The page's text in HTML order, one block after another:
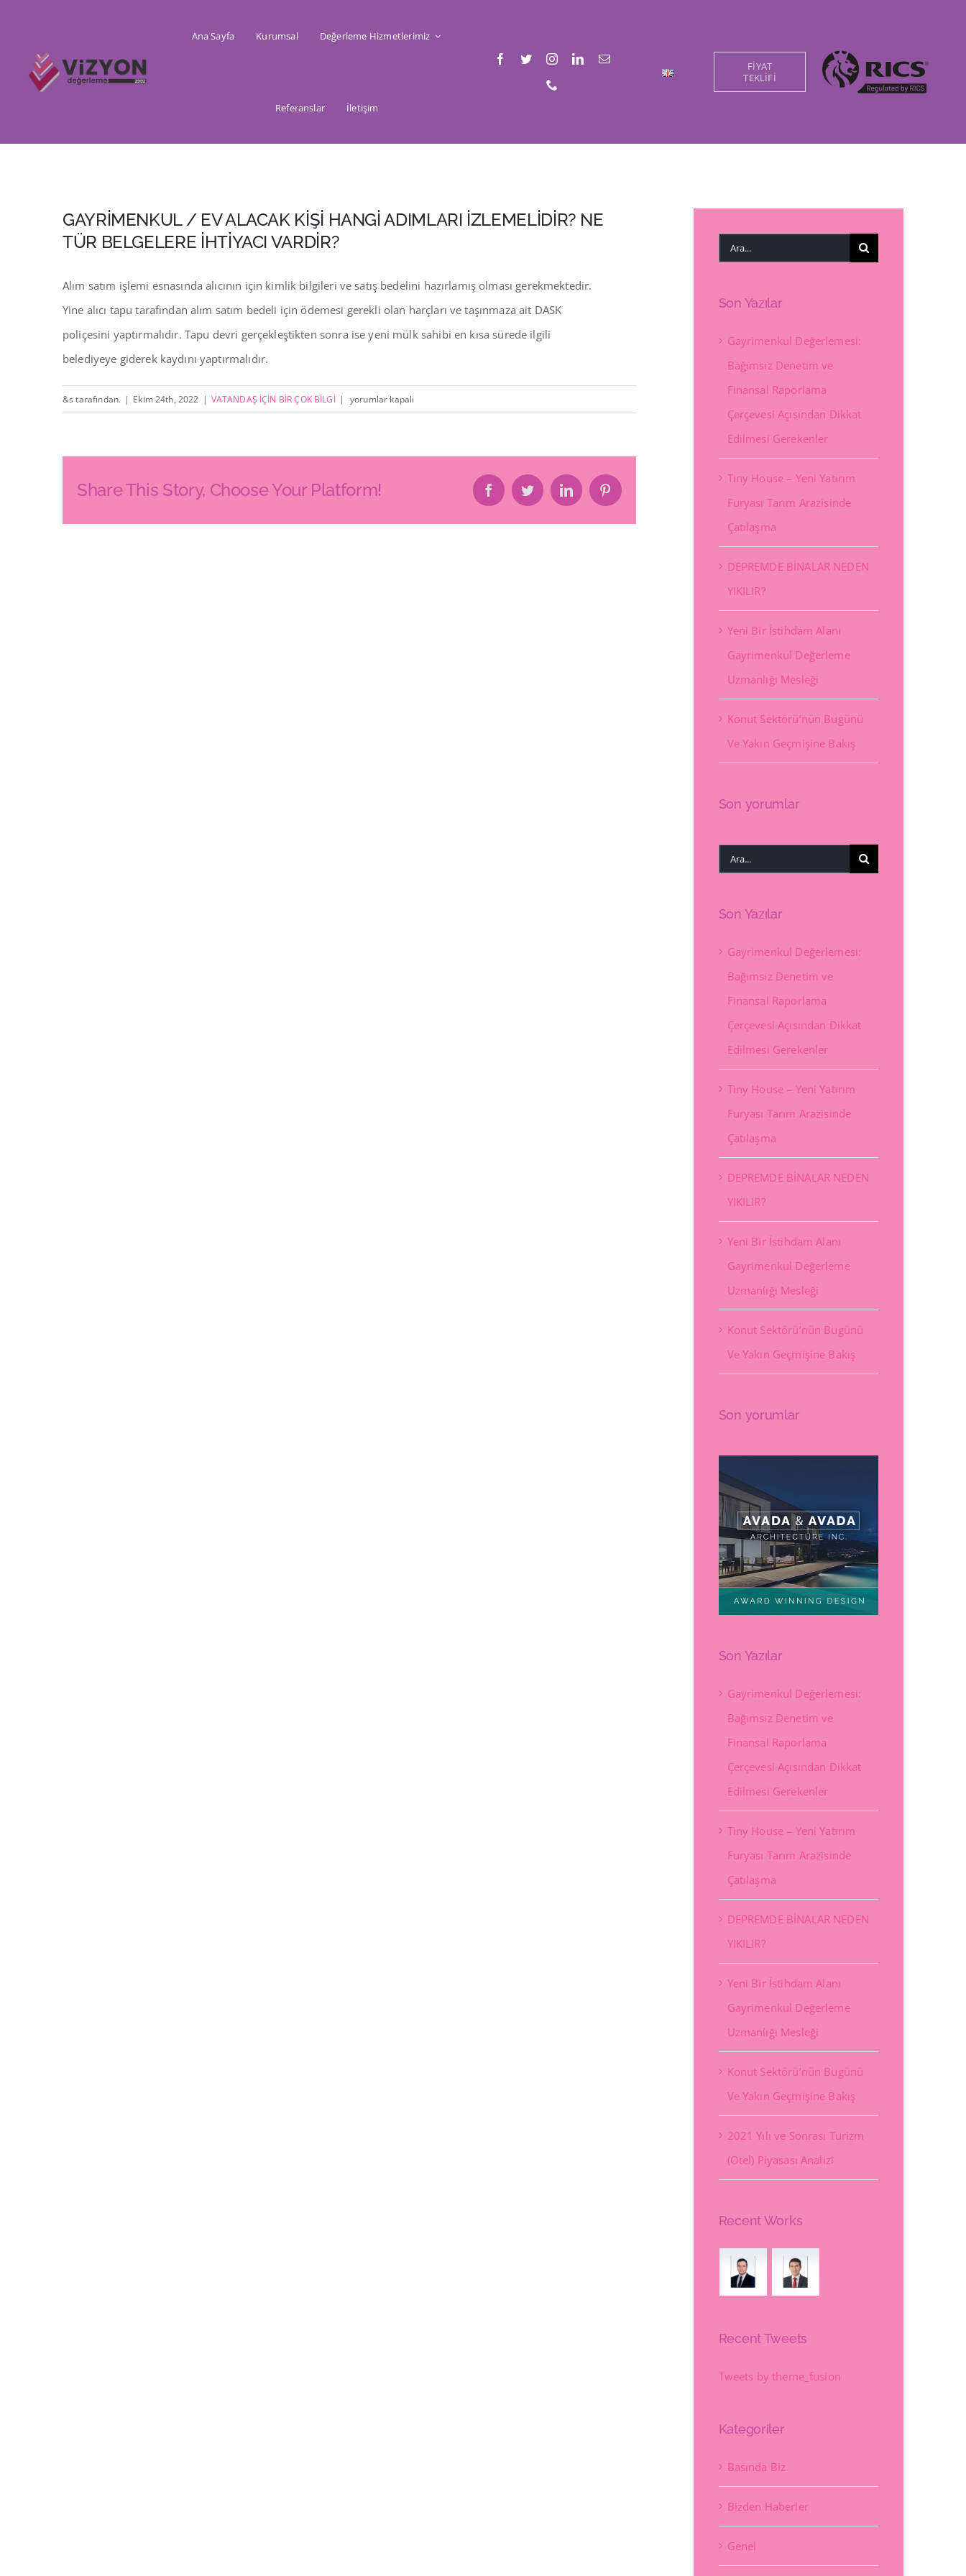
content
Ana Sayfa Kurumsal Değerleme Hizmetlerimiz
Referanslar İletişim
FİYAT
TEKLİFİ
GAYRİMENKUL / EV ALACAK KİŞİ HANGİ ADIMLARI İZLEMELİDİR? NE
TÜR BELGELERE İHTİYACI VARDİR?
Alım satım işlemi esnasında alıcının için kimlik bilgileri ve satış bedelini hazırlamış olması gerekmektedir.
Yine alıcı tapu tarafından alım satım bedeli için ödemesi gerekli olan harçları ve taşınmaza ait DASK
poliçesini yaptırmalıdır. Tapu devri gerçekleştikten sonra ise yeni mülk sahibi en kısa sürede ilgili
belediyeye giderek kaydını yaptırmalıdır.
&s tarafından. | Ekim 24th, 2022 | VATANDAŞ İÇİN BİR ÇOK BİLGİ |
GAYRİMENKUL
ALACAK
HANGİ
yorumlar kapalı
Share This Story, Choose Your Platform! FacebookTwitterLinkedInPinterest
Ara:
Son Yazılar
Gayrimenkul Değerlemesi:
Bağımsız Denetim ve
Finansal Raporlama
Çerçevesi Açısından Dikkat
Edilmesi Gerekenler
Tiny House – Yeni Yatırım
Furyası Tarım Arazisinde
Çatılaşma
DEPREMDE BİNALAR NEDEN
YIKILIR?
Yeni Bir İstihdam Alanı
Gayrimenkul Değerleme
Uzmanlığı Mesleği
Konut Sektörü’nün Bugünü
Ve Yakın Geçmişine Bakış
Son yorumlar
Ara:
Son Yazılar
Gayrimenkul Değerlemesi:
Bağımsız Denetim ve
Finansal Raporlama
Çerçevesi Açısından Dikkat
Edilmesi Gerekenler
Tiny House – Yeni Yatırım
Furyası Tarım Arazisinde
Çatılaşma
DEPREMDE BİNALAR NEDEN
YIKILIR?
Yeni Bir İstihdam Alanı
Gayrimenkul Değerleme
Uzmanlığı Mesleği
Konut Sektörü’nün Bugünü
Ve Yakın Geçmişine Bakış
Son yorumlar
Son Yazılar
Gayrimenkul Değerlemesi:
Bağımsız Denetim ve
Finansal Raporlama
Çerçevesi Açısından Dikkat
Edilmesi Gerekenler
Tiny House – Yeni Yatırım
Furyası Tarım Arazisinde
Çatılaşma
DEPREMDE BİNALAR NEDEN
YIKILIR?
Yeni Bir İstihdam Alanı
Gayrimenkul Değerleme
Uzmanlığı Mesleği
Konut Sektörü’nün Bugünü
Ve Yakın Geçmişine Bakış
2021 Yılı ve Sonrası Turizm
(Otel) Piyasası Analizi
Recent Works
Recent Tweets
Tweets by theme_fusion
Kategoriler
Basında Biz
Bizden Haberler
Genel